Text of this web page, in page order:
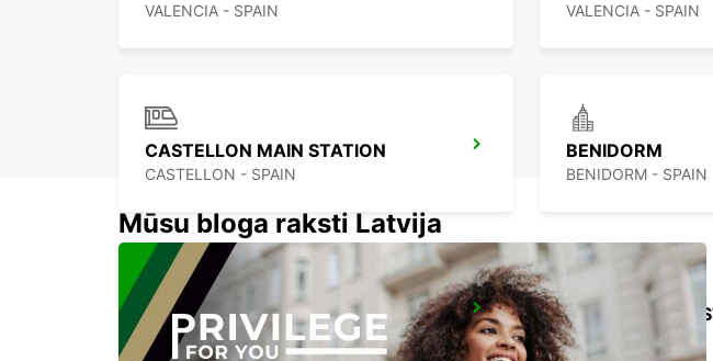
VALENCIA - SPAIN VALENCIA - SPAIN
CASTELLON MAIN STATION
CASTELLON - SPAIN
BENIDORM
BENIDORM - SPAIN
ALBACETE
ALBACETE - SPAIN
ALIKANTE
ALICANTE - SPAIN
Mūsu bloga raksti Latvija